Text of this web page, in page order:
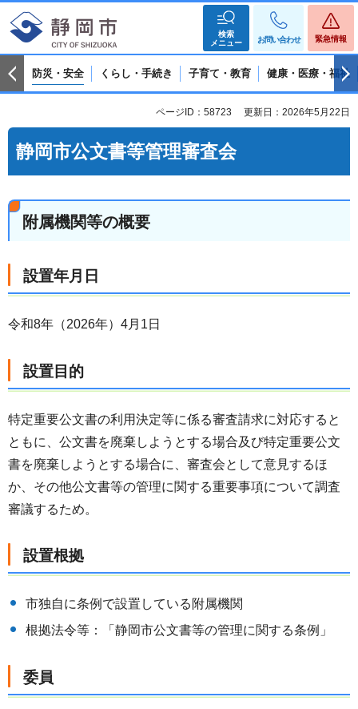
検索
メニュー
お問い合わせ 緊急情報
防災・安全 くらし・手続き 子育て・教育 健康・医療・福祉
ページID：58723 更新日：2026年5月22日
静岡市公文書等管理審査会
附属機関等の概要
設置年月日
令和8年（2026年）4月1日
設置目的
特定重要公文書の利用決定等に係る審査請求に対応すると
ともに、公文書を廃棄しようとする場合及び特定重要公文
書を廃棄しようとする場合に、審査会として意見するほ
か、その他公文書等の管理に関する重要事項について調査
審議するため。
設置根拠
市独自に条例で設置している附属機関
根拠法令等：「静岡市公文書等の管理に関する条例」
委員